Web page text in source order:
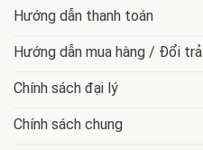
Hướng dẫn thanh toán
Hướng dẫn mua hàng / Đổi trả
Chính sách đại lý
Chính sách chung